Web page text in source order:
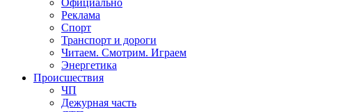
Официально
Реклама
Спорт
Транспорт и дороги
Читаем. Смотрим. Играем
Энергетика
Происшествия
ЧП
Дежурная часть